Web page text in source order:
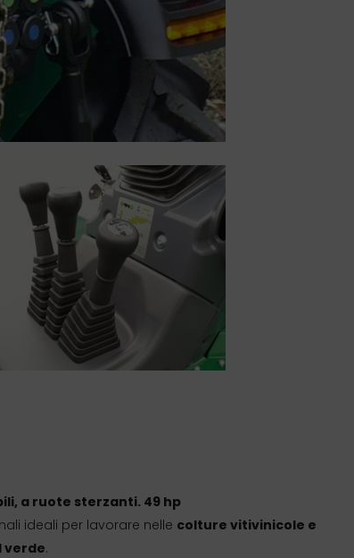
a ruote sterzanti. 49 hp
ideali per lavorare nelle colture vitivinicole e
verde.